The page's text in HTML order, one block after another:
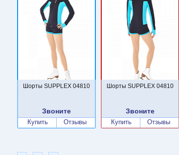
Шорты SUPPLEX 04810
Звоните
Купить Отзывы
Шорты SUPPLEX 04810
Звоните
Купить Отзывы